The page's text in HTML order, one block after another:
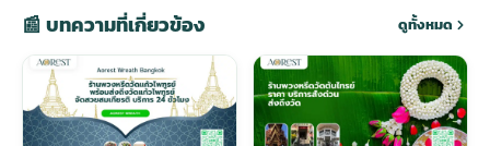
📰 บทความที่เกี่ยวข้อง ดูทั้งหมด